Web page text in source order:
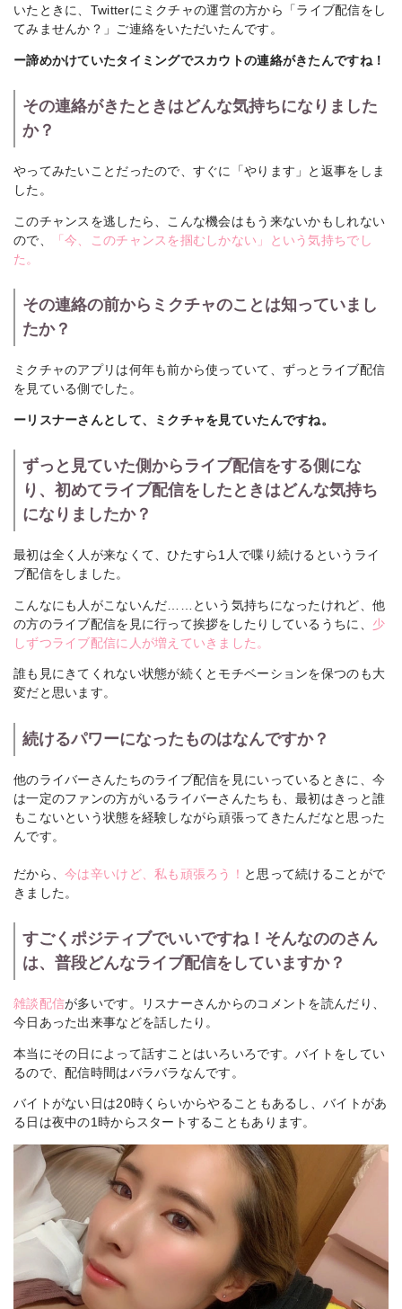
いたときに、Twitterにミクチャの運営の方から「ライブ配信をし
てみませんか？」ご連絡をいただいたんです。
ー諦めかけていたタイミングでスカウトの連絡がきたんですね！
その連絡がきたときはどんな気持ちになりました
か？
やってみたいことだったので、すぐに「やります」と返事をしま
した。
このチャンスを逃したら、こんな機会はもう来ないかもしれない
ので、
「今、このチャンスを掴むしかない」という気持ちでし
た。
その連絡の前からミクチャのことは知っていまし
たか？
ミクチャのアプリは何年も前から使っていて、ずっとライブ配信
を見ている側でした。
ーリスナーさんとして、ミクチャを見ていたんですね。
ずっと見ていた側からライブ配信をする側にな
り、初めてライブ配信をしたときはどんな気持ち
になりましたか？
最初は全く人が来なくて、ひたすら1人で喋り続けるというライ
ブ配信をしました。
こんなにも人がこないんだ……という気持ちになったけれど、他
の方のライブ配信を見に行って挨拶をしたりしているうちに、 少
しずつライブ配信に人が増えていきました。
誰も見にきてくれない状態が続くとモチベーションを保つのも大
変だと思います。
続けるパワーになったものはなんですか？
他のライバーさんたちのライブ配信を見にいっているときに、今
は一定のファンの方がいるライバーさんたちも、最初はきっと誰
もこないという状態を経験しながら頑張ってきたんだなと思った
んです。
だから、今は辛いけど、私も頑張ろう！ と思って続けることがで
きました。
すごくポジティブでいいですね！そんなののさん
は、普段どんなライブ配信をしていますか？
雑談配信が多いです。リスナーさんからのコメントを読んだり、
今日あった出来事などを話したり。
本当にその日によって話すことはいろいろです。バイトをしてい
るので、配信時間はバラバラなんです。
バイトがない日は20時くらいからやることもあるし、バイトがあ
る日は夜中の1時からスタートすることもあります。